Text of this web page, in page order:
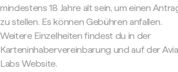
mindestens 18 Jahre alt sein, um einen
zu stellen. Es können Gebühren anfallen.
Weitere Einzelheiten findest du in der
Karteninhabervereinbarung und auf der
Labs Website.